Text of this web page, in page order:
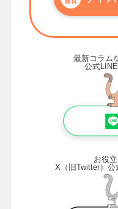
最新コラム
公式
お役
X（旧Twitter）